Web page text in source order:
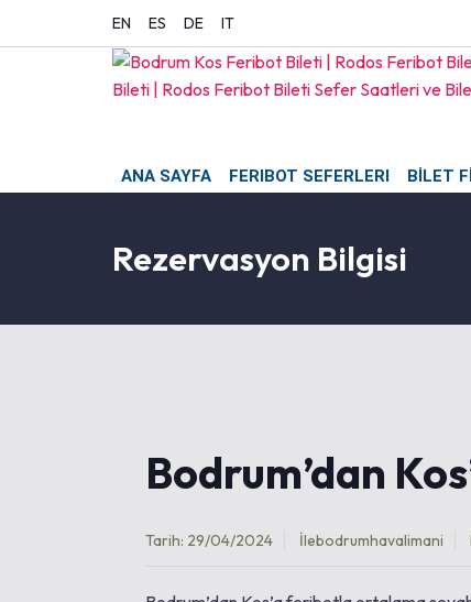
EN ES DE IT
ANA SAYFA FERIBOT SEFERLERI BİLET
Rezervasyon Bilgisi
Bodrum’dan
Tarih: 29/04/2024 İlebodrumhavalimani